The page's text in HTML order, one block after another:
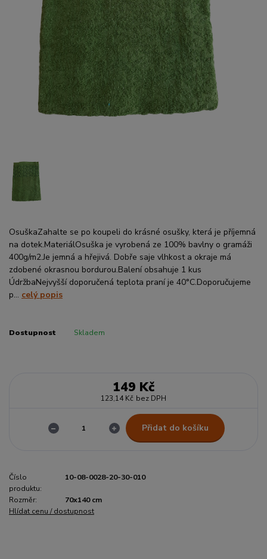
OsuškaZahalte se po koupeli do krásné osušky, která je příjemná
na dotek.MateriálOsuška je vyrobená ze 100% bavlny o gramáži
400g/m2.Je jemná a hřejivá. Dobře saje vlhkost a okraje má
zdobené okrasnou bordurou.Balení obsahuje 1 kus
ÚdržbaNejvyšší doporučená teplota praní je 40°C.Doporučujeme
p... celý popis
Dostupnost Skladem
149 Kč
123,14 Kč bez DPH
Přidat do košíku
Číslo
produktu:
10-08-0028-20-30-010
Rozměr:
70x140 cm
Hlídat cenu / dostupnost